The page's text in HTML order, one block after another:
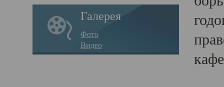
Галерея
Фото
Видео